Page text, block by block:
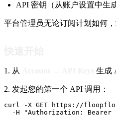
API 密钥（从账户设置中生成
平台管理员无论订阅计划如何，
1. 从 生成
2. 发起您的第一个 API 调用：
curl -X GET https://
-H "Authorization: Bearer